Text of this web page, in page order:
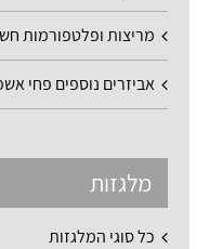
מריצות ופלטפורמות
אביזרים נוספים פחי
מלגזות
כל סוגי המלגזות